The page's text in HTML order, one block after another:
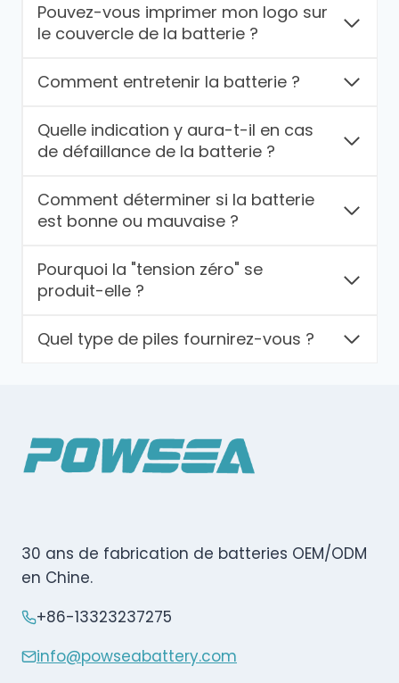
Pouvez-vous imprimer mon logo sur
le couvercle de la batterie ?
Comment entretenir la batterie ?
Quelle indication y aura-t-il en cas
de défaillance de la batterie ?
Comment déterminer si la batterie
est bonne ou mauvaise ?
Pourquoi la "tension zéro" se
produit-elle ?
Quel type de piles fournirez-vous ?
30 ans de fabrication de batteries OEM/ODM
en Chine.
+86-13323237275
info@powseabattery.com